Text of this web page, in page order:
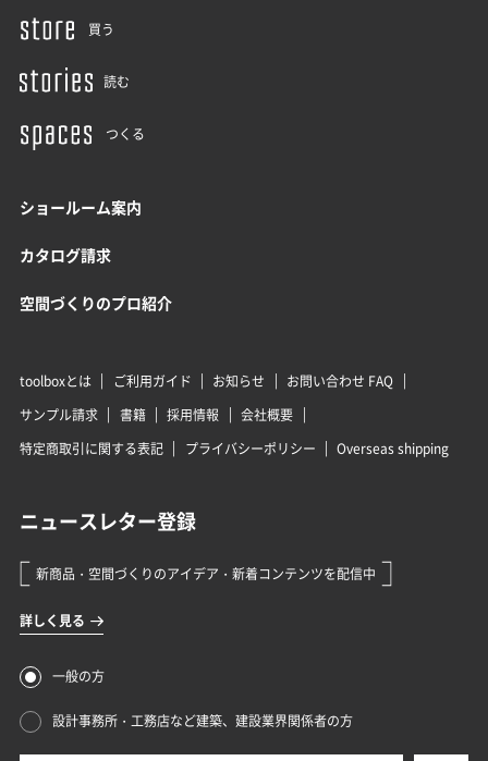
買う
読む
つくる
ショールーム案内
カタログ請求
空間づくりのプロ紹介
toolboxとは ご利用ガイド お知らせ
お問い合わせ FAQ
サンプル請求
書籍 採用情報
会社概要
特定商取引に関する表記
プライバシーポリシー Overseas shipping